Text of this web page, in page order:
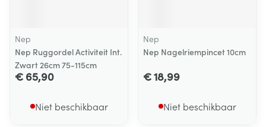
Nep
Nep Ruggordel Activiteit Int.
Zwart 26cm 75-115cm
€ 65,90
Niet beschikbaar
Nep
Nep Nagelriempincet 10cm
€ 18,99
Niet beschikbaar